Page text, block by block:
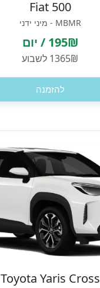
Fiat 500
MBMR - מיני ידני
195₪ / יום
1365₪ לשבוע
להזמנה
Toyota Yaris Cross